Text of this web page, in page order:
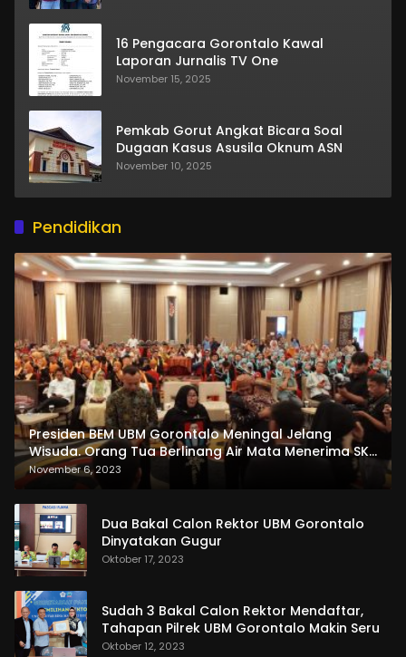
16 Pengacara Gorontalo Kawal
Laporan Jurnalis TV One
November 15, 2025
Pemkab Gorut Angkat Bicara Soal
Dugaan Kasus Asusila Oknum ASN
November 10, 2025
Pendidikan
Presiden BEM UBM Gorontalo Meningal Jelang
Wisuda. Orang Tua Berlinang Air Mata Menerima SKL
dan Pemasangan Salempang
November 6, 2023
Dua Bakal Calon Rektor UBM Gorontalo
Dinyatakan Gugur
Oktober 17, 2023
Sudah 3 Bakal Calon Rektor Mendaftar,
Tahapan Pilrek UBM Gorontalo Makin Seru
Oktober 12, 2023